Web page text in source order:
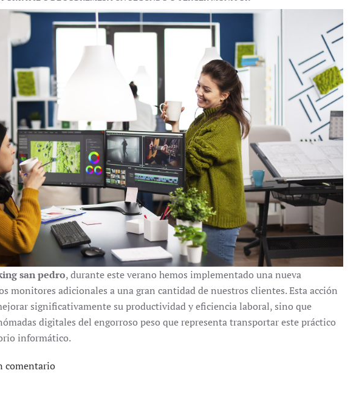
san pedro, durante este verano hemos implementado una nueva
monitores adicionales a una gran cantidad de nuestros clientes. Esta acción
significativamente su productividad y eficiencia laboral, sino que
digitales del engorroso peso que representa transportar este práctico
informático.
comentario